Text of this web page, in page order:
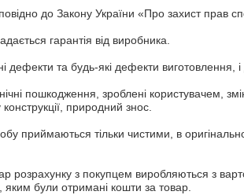
до Закону України «Про захист прав
гарантія від виробника.
дефекти та будь-які дефекти виготовлення,
пошкодження, зроблені користувачем,
природний знос.
приймаються тільки чистими, в
розрахунку з покупцем виробляються з
були отримані кошти за товар.